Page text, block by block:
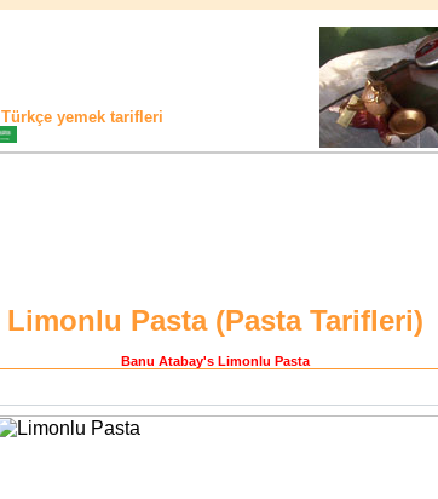
Türkçe yemek tarifleri
Limonlu Pasta (Pasta Tarifleri)
Banu Atabay's Limonlu Pasta